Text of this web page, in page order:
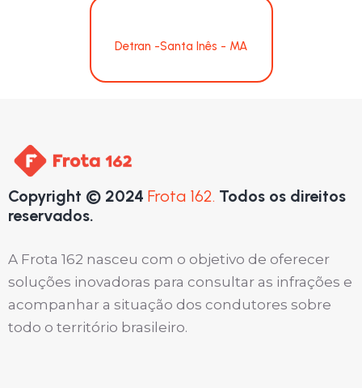
Detran -Santa Inês - MA
Copyright © 2024 Frota 162. Todos os direitos
reservados.
A Frota 162 nasceu com o objetivo de oferecer
soluções inovadoras para consultar as infrações e
acompanhar a situação dos condutores sobre
todo o território brasileiro.